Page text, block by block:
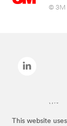
This website
© 3M
Výše